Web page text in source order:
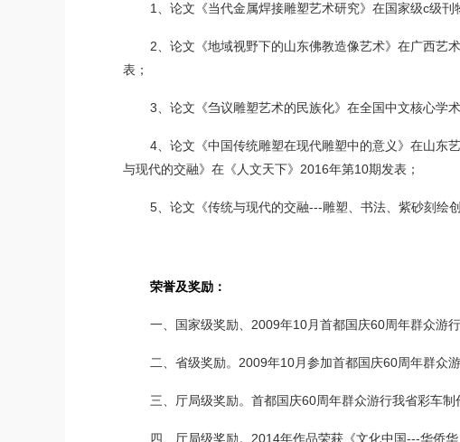
1、论文《当代金属焊接雕塑艺术研究》在国家级c级
2、论文《地域视野下的山东佛教造像艺术》在广西艺
表；
3、论文《刍议雕塑艺术的民族化》在全国中文核心学
4、论文《中国传统雕塑在现代雕塑中的意义》在山东
与现代的交融》在《人文天下》2016年第10期发表；
5、论文《传统与现代的交融---雕塑、书法、紫砂刻绘
荣誉及奖励：
一、国家级奖励、2009年10月首都国庆60周年群众游
二、省级奖励。2009年10月参加首都国庆60周年群众
三、厅局级奖励。首都国庆60周年群众游行我省彩车制
四、厅局级奖励。2014年作品荣获《文化中国---华侨华